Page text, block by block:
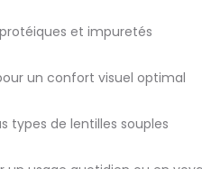
et impuretés
un confort visuel optimal
types de lentilles souples